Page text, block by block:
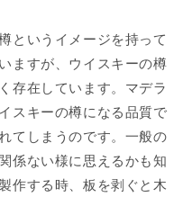
というイメージを持って
ますが、ウイスキーの樽
存在しています。マデラ
スキーの樽になる品質で
てしまうのです。一般の
係ない様に思えるかも知
作する時、板を剥ぐと木